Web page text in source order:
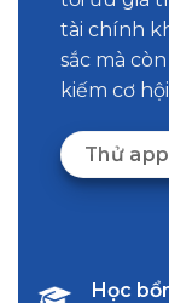
tài chính
sắc mà
kiếm cơ
Thử
Học